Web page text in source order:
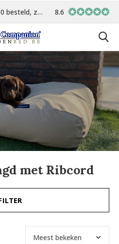
dag verstuurd Gratis verzending
8.6
met Ribcord